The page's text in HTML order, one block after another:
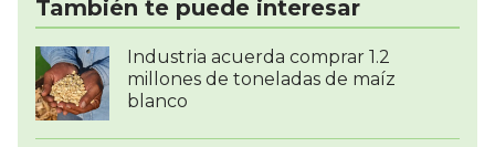
También te puede interesar
Industria acuerda comprar 1.2
millones de toneladas de maíz
blanco